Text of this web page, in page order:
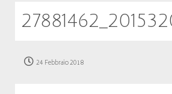
24 Febbraio 2018